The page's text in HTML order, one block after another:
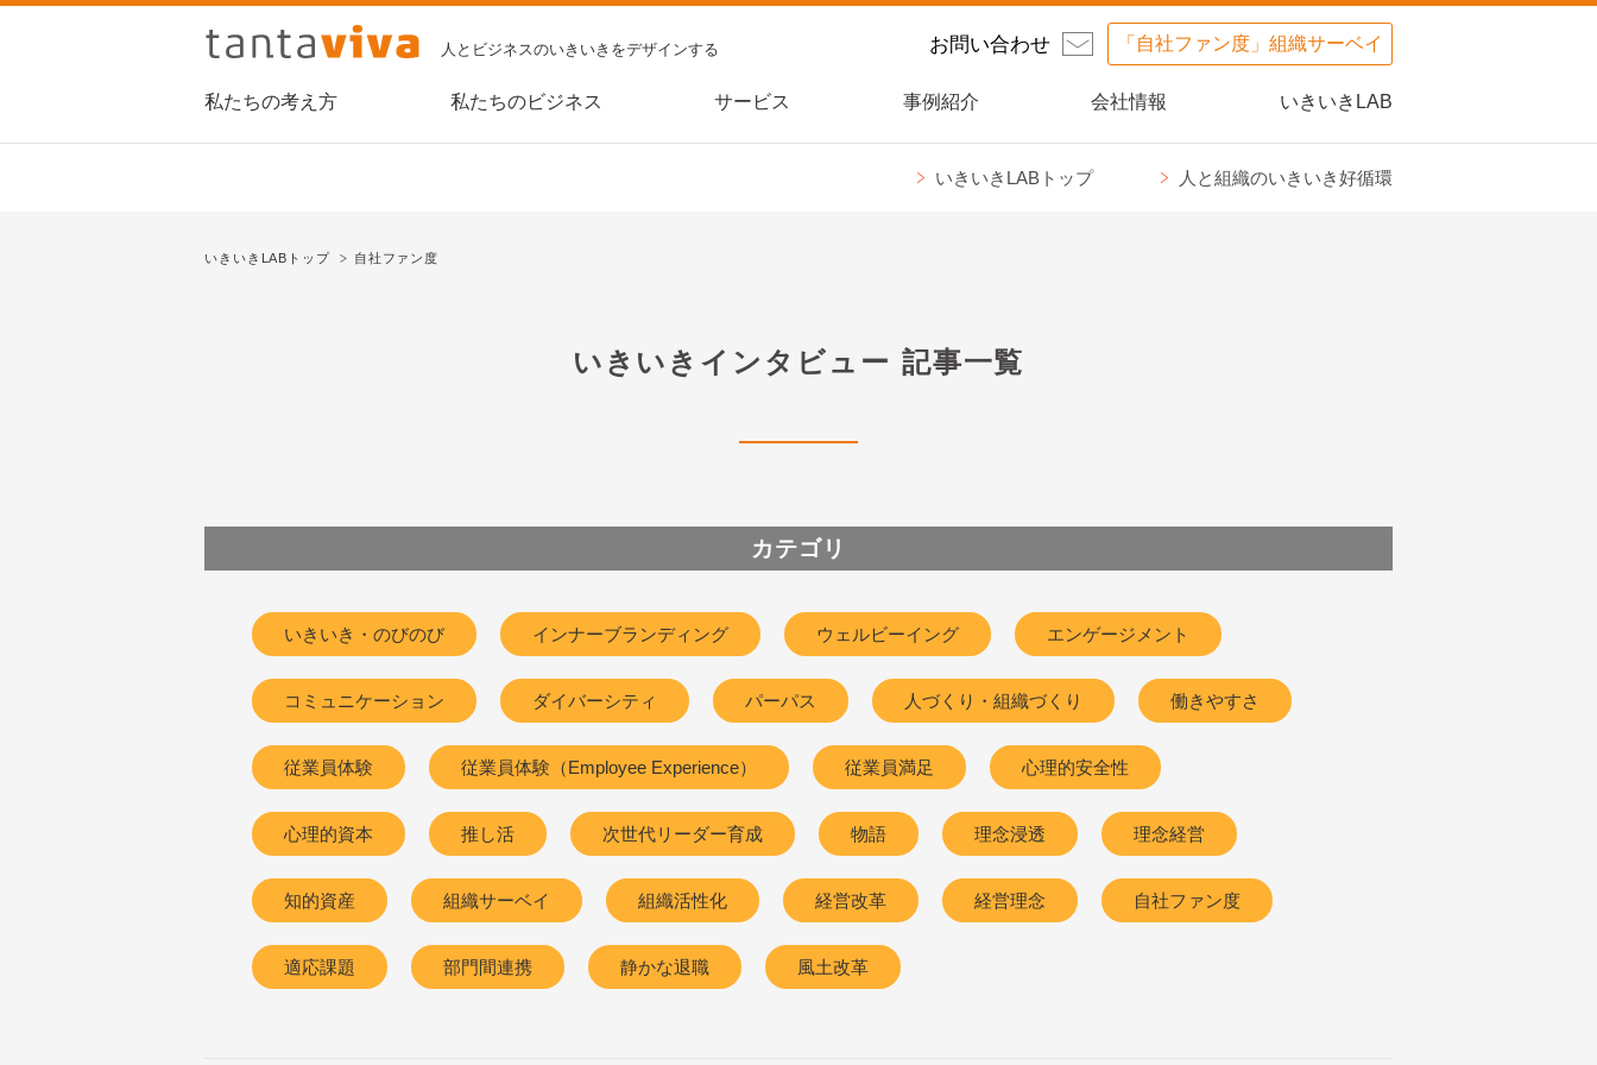
人とビジネスのいきいきをデザインする お問い合わせ 「自社ファン度」組織サーベイ
私たちの考え方 私たちのビジネス サービス 事例紹介 会社情報 いきいきLAB
いきいきLABトップ 人と組織のいきいき好循環
いきいきLABトップ 自社ファン度
いきいきインタビュー 記事一覧
カテゴリ
いきいき・のびのび インナーブランディング ウェルビーイング エンゲージメント
コミュニケーション ダイバーシティ パーパス 人づくり・組織づくり 働きやすさ
従業員体験 従業員体験（Employee Experience） 従業員満足 心理的安全性
心理的資本 推し活 次世代リーダー育成 物語 理念浸透 理念経営
知的資産 組織サーベイ 組織活性化 経営改革 経営理念 自社ファン度
適応課題 部門間連携 静かな退職 風土改革